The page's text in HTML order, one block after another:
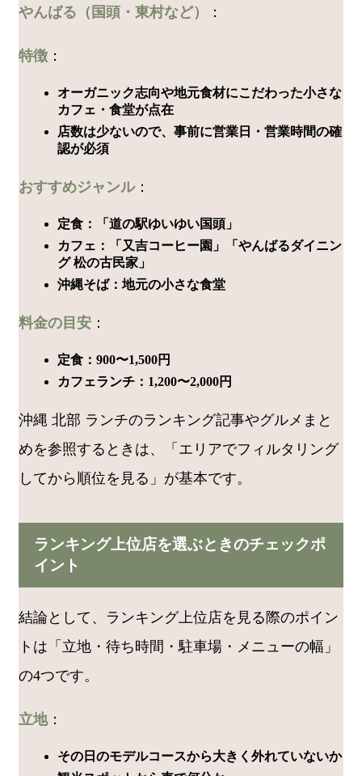
やんばる（国頭・東村など） ：
特徴 ：
オーガニック志向や地元食材にこだわった小さな
カフェ・食堂が点在
店数は少ないので、事前に営業日・営業時間の確
認が必須
おすすめジャンル：
定食：「道の駅ゆいゆい国頭」
カフェ：「又吉コーヒー園」「やんばるダイニン
グ 松の古民家」
沖縄そば：地元の小さな食堂
料金の目安 ：
定食：900〜1,500円
カフェランチ：1,200〜2,000円
沖縄 北部 ランチのランキング記事やグルメまと
めを参照するときは、「エリアでフィルタリング
してから順位を見る」が基本です。
ランキング上位店を選ぶときのチェックポ
イント
結論として、ランキング上位店を見る際のポイン
トは「立地・待ち時間・駐車場・メニューの幅」
の4つです。
立地：
その日のモデルコースから大きく外れていないか